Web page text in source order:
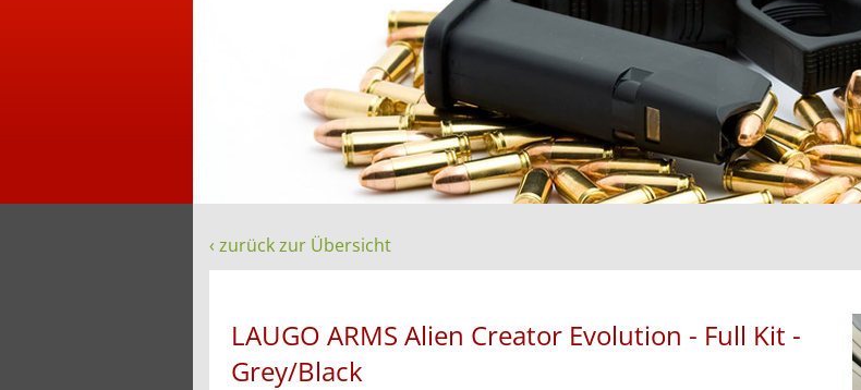
‹ zurück zur Übersicht
LAUGO ARMS Alien Creator Evolution - Full Kit -
Grey/Black